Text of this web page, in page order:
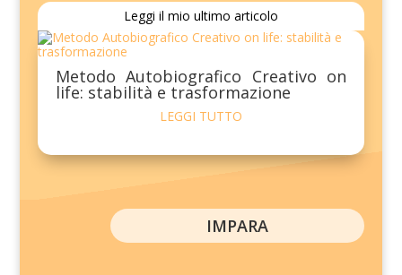
Leggi il mio ultimo articolo
Metodo Autobiografico Creativo on
life: stabilità e trasformazione
LEGGI TUTTO
IMPARA